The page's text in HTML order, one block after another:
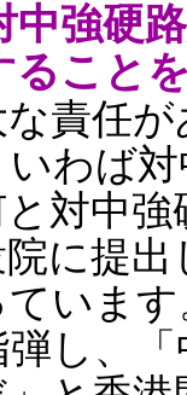
中強硬
ること
責任が
わば
対中
に提
いま
し、